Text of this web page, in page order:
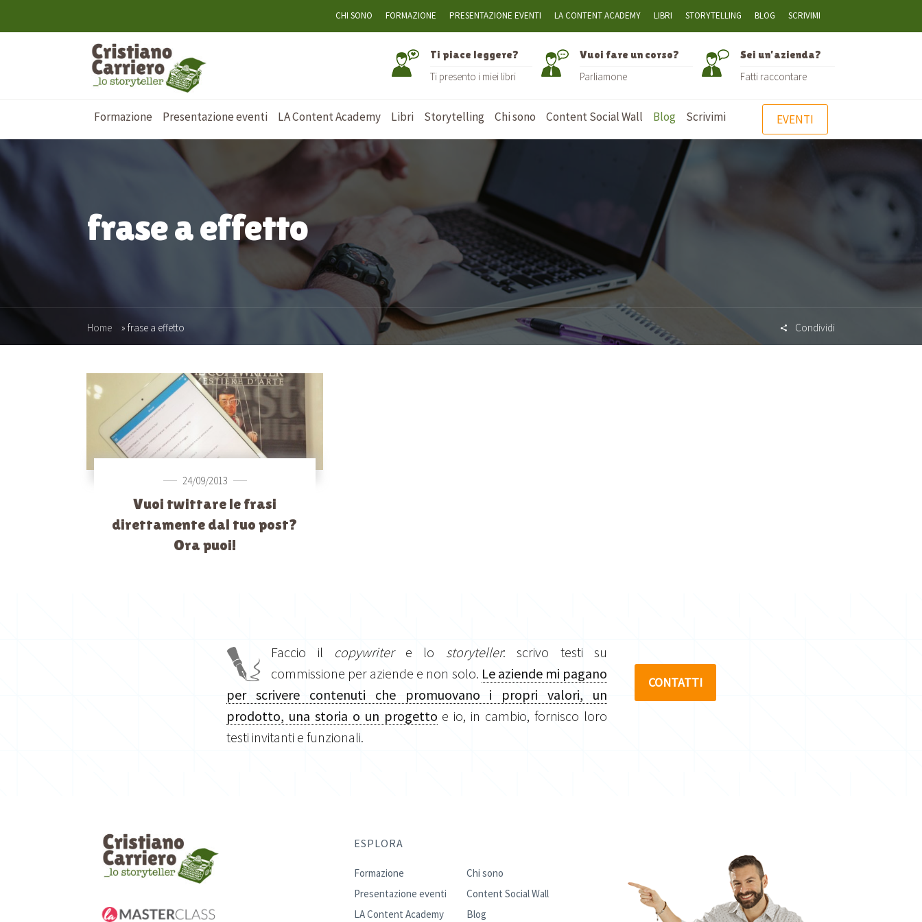
CHI SONO FORMAZIONE PRESENTAZIONE EVENTI LA CONTENT ACADEMY LIBRI STORYTELLING BLOG SCRIVIMI
Sei un’azienda?
Fatti raccontare
Vuoi fare un corso?
Parliamone
Ti piace leggere?
Ti presento i miei libri
Formazione Presentazione eventi LA Content Academy Libri Storytelling Chi sono Content Social Wall Blog Scrivimi EVENTI
frase a effetto
Home » frase a effetto Condividi
24/09/2013
Vuoi twittare le frasi
direttamente dal tuo post?
Ora puoi!
Faccio il copywritere lo storyteller: scrivo testi su
commissione per aziende e non solo. Le aziende mi pagano
per scrivere contenuti che promuovano i propri valori, un
prodotto, una storia o un progetto e io, in cambio, fornisco loro
testi invitanti e funzionali.
CONTATTI
ESPLORA
Formazione
Presentazione eventi
LA Content Academy
Chi sono
Content Social Wall
Blog